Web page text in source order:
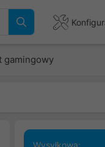
gamingowy
Wysyłkowa: